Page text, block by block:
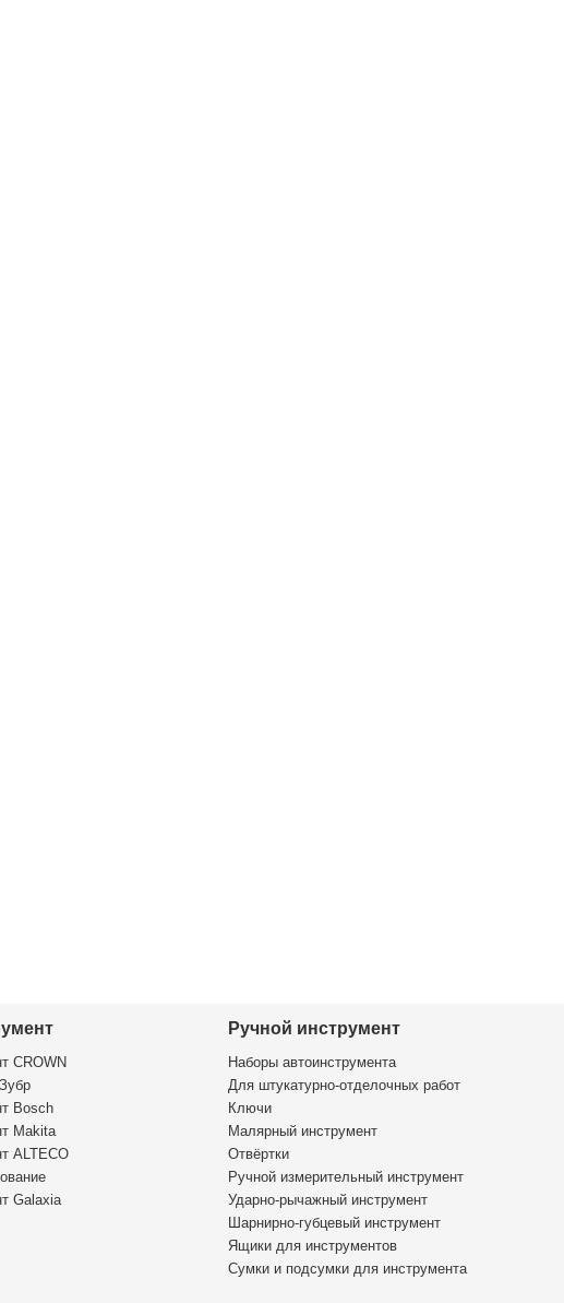
CROWN
Bosch
Makita
ALTECO
Galaxia
Ручной инструмент
Наборы автоинструмента
Для штукатурно-отделочных работ
Ключи
Малярный инструмент
Отвёртки
Ручной измерительный инструмент
Ударно-рычажный инструмент
Шарнирно-губцевый инструмент
Ящики для инструментов
Сумки и подсумки для инструмента